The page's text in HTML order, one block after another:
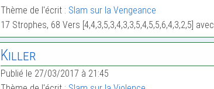
Thème de l'écrit : Slam sur la Vengeance
17 Strophes, 68 Vers [4,4,3,5,3,4,3,3,5,4,5,5,6,4,3,2,5] avec 341 Mots.
Killer
Publié le 27/03/2017 à 21:45